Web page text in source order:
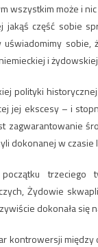
wszystkim może i
jakąś część sobie
uświadomimy
i
polityki
jej ekscesy – i
zagwarantowanie
dokonanej w
trzeciego
Żydowie
dokonała się
kontrowersji